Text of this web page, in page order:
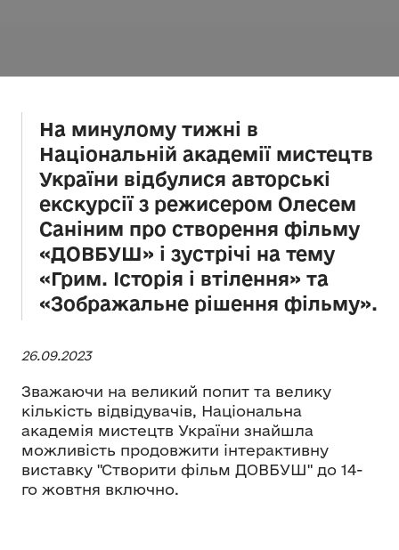
На минулому тижні в
Національній академії мистецтв
України відбулися авторські
екскурсії з режисером Олесем
Саніним про створення фільму
«ДОВБУШ» і зустрічі на тему
«Грим. Історія і втілення» та
«Зображальне рішення фільму».
26.09.2023
Зважаючи на великий попит та велику
кількість відвідувачів, Національна
академія мистецтв України знайшла
можливість продовжити інтерактивну
виставку "Створити фільм ДОВБУШ" до 14-
го жовтня включно.